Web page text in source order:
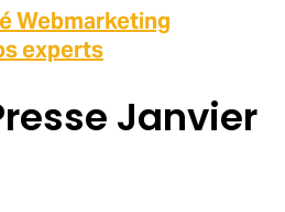
Webmarketing
experts
Janvier